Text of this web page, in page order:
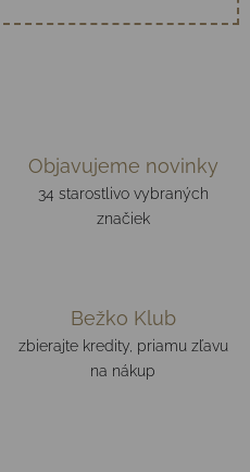
Objavujeme novinky
34 starostlivo vybraných
značiek
Bežko Klub
zbierajte kredity, priamu zľavu
na nákup